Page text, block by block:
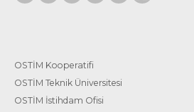
OSTİM Kooperatifi
OSTİM Teknik Üniversitesi
OSTİM İstihdam Ofisi